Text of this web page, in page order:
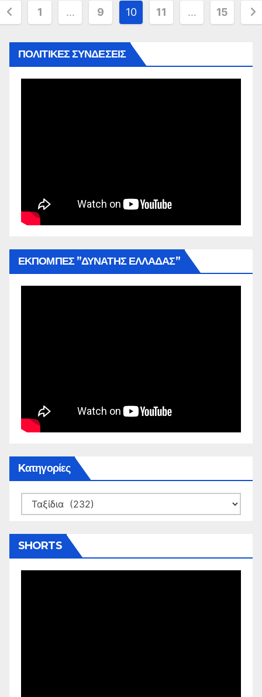
1 … 9 10 11 … 15
ΠΟΛΙΤΙΚΕΣ ΣΥΝΔΕΣΕΙΣ
ΕΚΠΟΜΠΕΣ ”ΔΥΝΑΤΗΣ ΕΛΛΑΔΑΣ”
Kατηγορίες
Kατηγορίες
SHORTS